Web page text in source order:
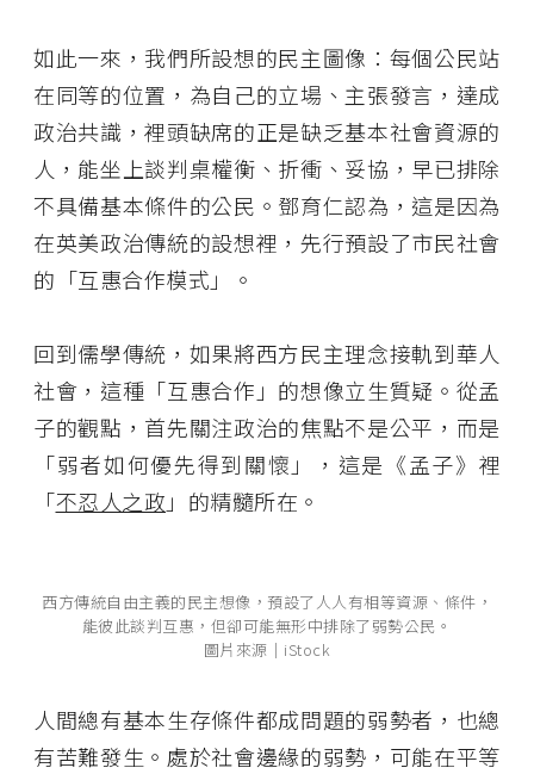
如此一來，我們所設想的民主圖像：每個公民站
在同等的位置，為自己的立場、主張發言，達成
政治共識，裡頭缺席的正是缺乏基本社會資源的
人，能坐上談判桌權衡、折衝、妥協，早已排除
不具備基本條件的公民。鄧育仁認為，這是因為
在英美政治傳統的設想裡，先行預設了市民社會
的「互惠合作模式」。
回到儒學傳統，如果將西方民主理念接軌到華人
社會，這種「互惠合作」的想像立生質疑。從孟
子的觀點，首先關注政治的焦點不是公平，而是
「弱者如何優先得到關懷」，這是《孟子》裡
「不忍人之政 」的精髓所在。
西方傳統自由主義的民主想像，預設了人人有相等資源、條件，
能彼此談判互惠，但卻可能無形中排除了弱勢公民。
圖片來源│iStock
人間總有基本生存條件都成問題的弱勢者，也總
有苦難發生。處於社會邊緣的弱勢，可能在平等